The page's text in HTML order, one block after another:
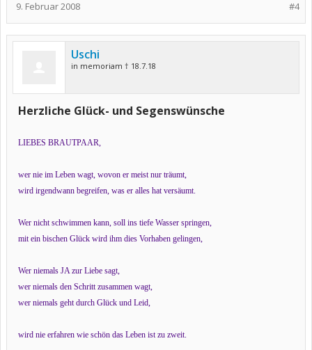
#4
9. Februar 2008
Uschi
in memoriam † 18.7.18
Herzliche Glück- und Segenswünsche
LIEBES BRAUTPAAR,
wer nie im Leben wagt, wovon er meist nur träumt,
wird irgendwann begreifen, was er alles hat versäumt.
Wer nicht schwimmen kann, soll ins tiefe Wasser springen,
mit ein bischen Glück wird ihm dies Vorhaben gelingen,
Wer niemals JA zur Liebe sagt,
wer niemals den Schritt zusammen wagt,
wer niemals geht durch Glück und Leid,
wird nie erfahren wie schön das Leben ist zu zweit.